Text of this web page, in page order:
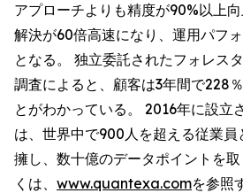
アプローチよりも精度が90%以上
解決が60倍高速になり、運用パフ
となる。 独立委託されたフォレス
調査によると、顧客は3年間で228
とがわかっている。 2016年に設立
は、世界中で900人を超える従業員
擁し、数十億のデータポイントを
くは、 www.quantexa.comを参照